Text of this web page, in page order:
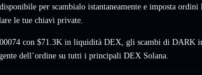
per scambialo istantaneamente e imposta ordini
le tue chiavi private.
con $71.3K in liquidità DEX, gli scambi di DARK
dell’ordine su tutti i principali DEX Solana.